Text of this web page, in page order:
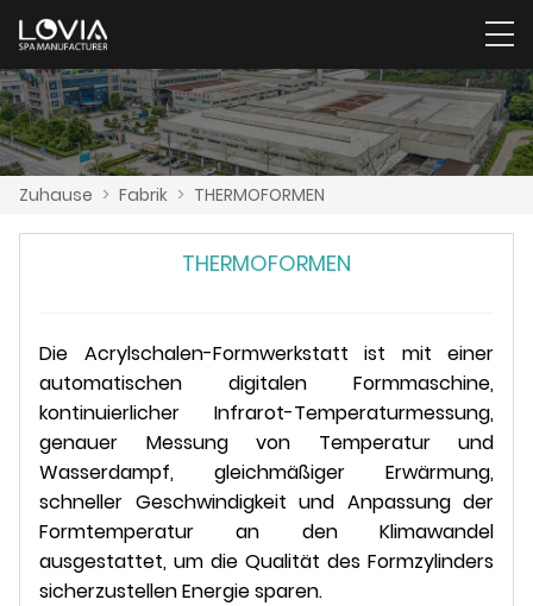
Zuhause > Fabrik > THERMOFORMEN
THERMOFORMEN
Die Acrylschalen-Formwerkstatt ist mit einer
automatischen digitalen Formmaschine,
kontinuierlicher Infrarot-Temperaturmessung,
genauer Messung von Temperatur und
Wasserdampf, gleichmäßiger Erwärmung,
schneller Geschwindigkeit und Anpassung der
Formtemperatur an den Klimawandel
ausgestattet, um die Qualität des Formzylinders
sicherzustellen Energie sparen.